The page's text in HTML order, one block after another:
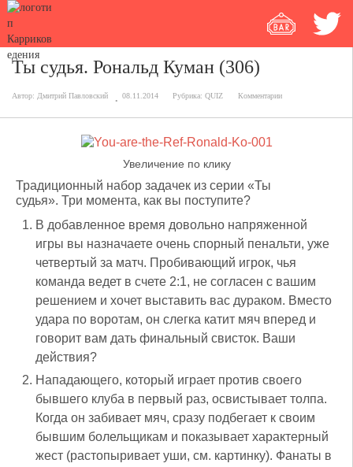
Ты судья. Рональд Куман (306)
Автор: Дмитрий Павловский 08.11.2014 Рубрика: QUIZ Комментарии
Увеличение по клику
Традиционный набор задачек из серии «Ты
судья». Три момента, как вы поступите?
В добавленное время довольно напряженной
игры вы назначаете очень спорный пенальти, уже
четвертый за матч. Пробивающий игрок, чья
команда ведет в счете 2:1, не согласен с вашим
решением и хочет выставить вас дураком. Вместо
удара по воротам, он слегка катит мяч вперед и
говорит вам дать финальный свисток. Ваши
действия?
Нападающего, который играет против своего
бывшего клуба в первый раз, освистывает толпа.
Когда он забивает мяч, сразу подбегает к своим
бывшим болельщикам и показывает характерный
жест (растопыривает уши, см. картинку). Фанаты в